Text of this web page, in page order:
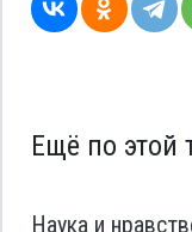
Ещё по этой
Наука и